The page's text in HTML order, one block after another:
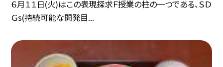
６月１１日(火)はこの表現探求Ｆ授業の柱の一つである、ＳＤ
Ｇs(持続可能な開発目...